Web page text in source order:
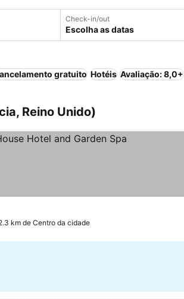
Check-in/out
Escolha as datas
gratuito Hotéis Avaliação: 8,0+
Reino Unido)
km de Centro da cidade